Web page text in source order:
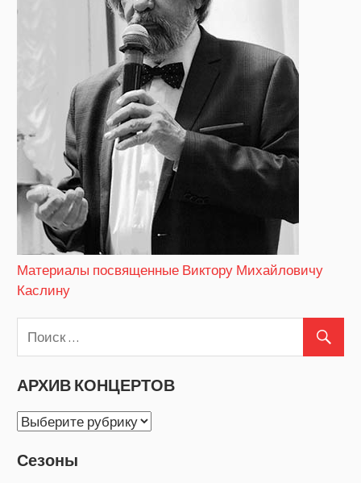
Материалы посвященные Виктору Михайловичу
Каслину
АРХИВ КОНЦЕРТОВ
АРХИВ
Сезоны